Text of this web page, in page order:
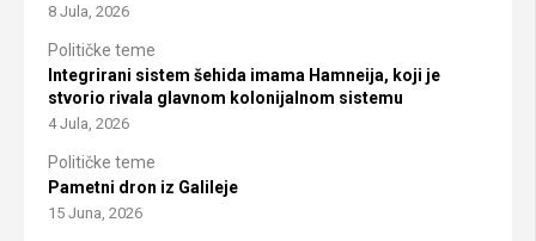
8 Jula, 2026
Političke teme
Integrirani sistem šehida imama Hamneija, koji je
stvorio rivala glavnom kolonijalnom sistemu
4 Jula, 2026
Političke teme
Pametni dron iz Galileje
15 Juna, 2026